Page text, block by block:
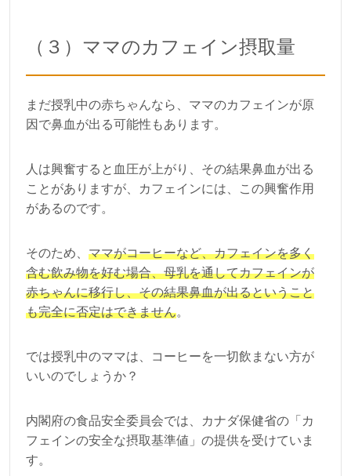
（３）ママのカフェイン摂取量
まだ授乳中の赤ちゃんなら、ママのカフェインが原
因で鼻血が出る可能性もあります。
人は興奮すると血圧が上がり、その結果鼻血が出る
ことがありますが、カフェインには、この興奮作用
があるのです。
そのため、 ママがコーヒーなど、カフェインを多く
含む飲み物を好む場合、母乳を通してカフェインが
赤ちゃんに移行し、その結果鼻血が出るということ
も完全に否定はできません。
では授乳中のママは、コーヒーを一切飲まない方が
いいのでしょうか？
内閣府の食品安全委員会では、カナダ保健省の「カ
フェインの安全な摂取基準値」の提供を受けていま
す。